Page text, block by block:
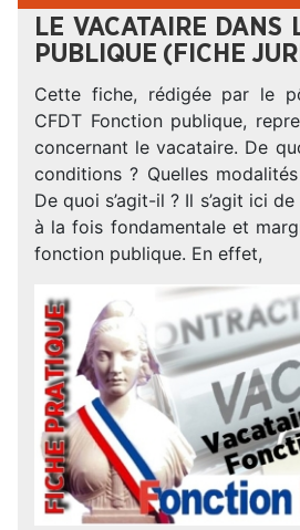
LE VACATAIRE DANS
PUBLIQUE (FICHE
Cette fiche, rédigée par le
CFDT Fonction publique,
concernant le vacataire. De
conditions ? Quelles
De quoi s’agit-il ? Il s’agit ici
à la fois fondamentale et
fonction publique. En effet,